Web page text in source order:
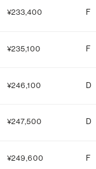
¥233,400 F
¥235,100 F
¥246,100 D
¥247,500 D
¥249,600 F